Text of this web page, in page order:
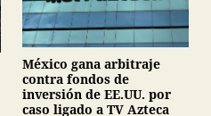
México gana arbitraje
contra fondos de
inversión de EE.UU. por
caso ligado a TV Azteca